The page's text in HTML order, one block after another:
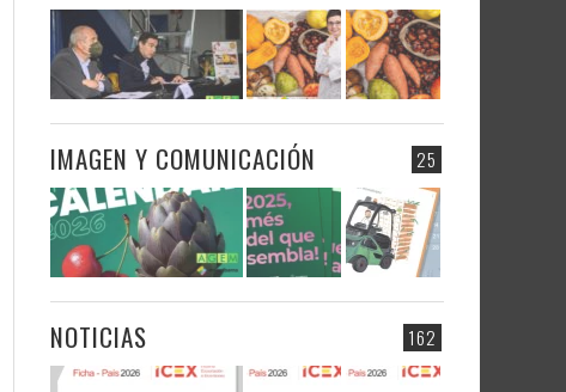
25
IMAGEN Y COMUNICACIÓN
162
NOTICIAS